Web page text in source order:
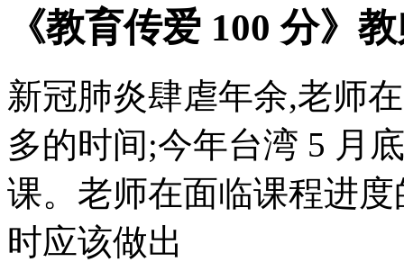
《教育传爱 100 分》
新冠肺炎肆虐年余,老师
多的时间;今年台湾 5 月
课。老师在面临课程进
时应该做出